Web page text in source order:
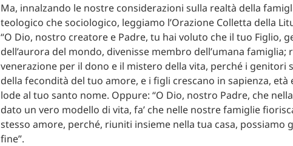
Ma, innalzando le nostre considerazioni sulla realtà della
teologico che sociologico, leggiamo l’Orazione Colletta della
“O Dio, nostro creatore e Padre, tu hai voluto che il tuo Figlio,
dell’aurora del mondo, divenisse membro dell’umana famiglia;
venerazione per il dono e il mistero della vita, perché i genitori
della fecondità del tuo amore, e i figli crescano in sapienza, età
lode al tuo santo nome. Oppure: “O Dio, nostro Padre, che
dato un vero modello di vita, fa’ che nelle nostre famiglie
stesso amore, perché, riuniti insieme nella tua casa, possiamo
fine”.